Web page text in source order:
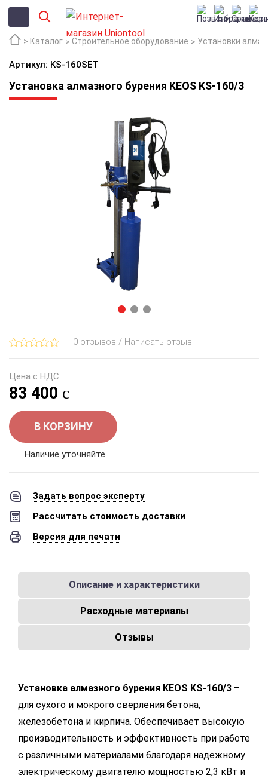
Каталог Строительное оборудование Установки
Артикул: KS-160SET
Установка алмазного бурения KEOS KS-160/3
0 отзывов / Написать отзыв
Цена с НДС
83 400
В КОРЗИНУ
Наличие уточняйте
Задать вопрос эксперту
Рассчитать стоимость доставки
Версия для печати
Описание и характеристики
Расходные материалы
Отзывы
Установка алмазного бурения KEOS KS-160/3 –
для сухого и мокрого сверления бетона,
железобетона и кирпича. Обеспечивает высокую
производительность и эффективность при работе
с различными материалами благодаря надежному
электрическому двигателю мощностью 2,3 кВт и